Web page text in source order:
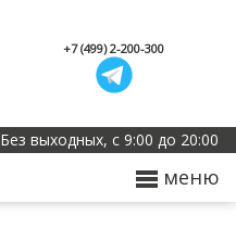
+7 (499) 2-200-300
Без выходных, с 9:00 до 20:00
меню